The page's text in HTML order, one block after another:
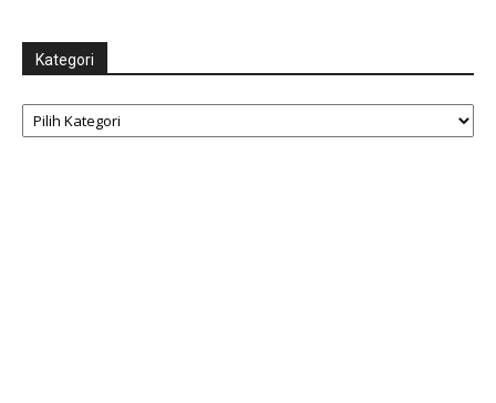
Kategori
Kategori